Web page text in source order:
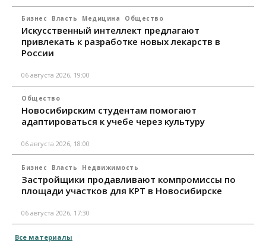
Бизнес Власть Медицина Общество
Искусственный интеллект предлагают
привлекать к разработке новых лекарств в
России
06 августа 2026, 19:00
Общество
Новосибирским студентам помогают
адаптироваться к учебе через культуру
06 августа 2026, 18:00
Бизнес Власть Недвижимость
Застройщики продавливают компромиссы по
площади участков для КРТ в Новосибирске
06 августа 2026, 17:30
Все материалы